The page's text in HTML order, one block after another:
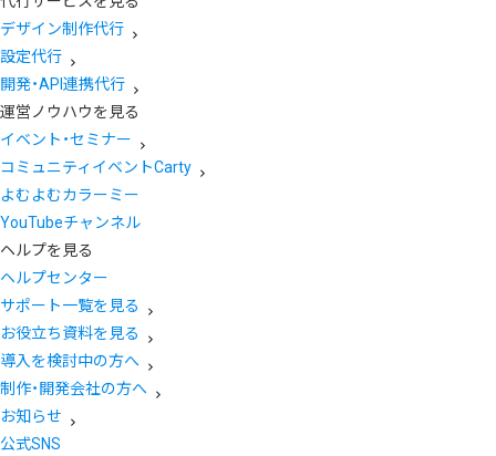
デザイン制作代行
設定代行
開発・API連携代行
運営ノウハウを見る
イベント・セミナー
コミュニティイベントCarty
よむよむカラーミー
YouTubeチャンネル
ヘルプを見る
ヘルプセンター
サポート一覧を見る
お役立ち資料を見る
導入を検討中の方へ
制作・開発会社の方へ
お知らせ
公式SNS